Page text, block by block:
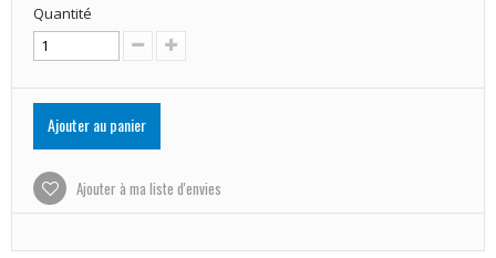
Quantité
Ajouter au panier
Ajouter à ma liste d'envies